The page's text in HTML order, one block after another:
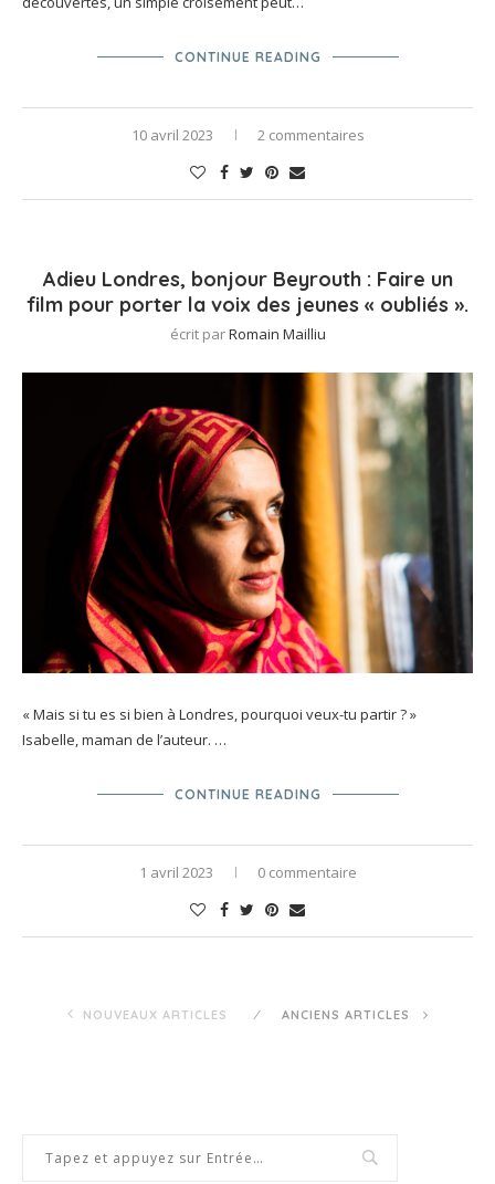
CONTINUE READING
10 avril 2023 2 commentaires
Adieu Londres, bonjour Beyrouth : Faire un
film pour porter la voix des jeunes « oubliés ».
écrit parRomain Mailliu
« Mais si tu es si bien à Londres, pourquoi veux-tu partir ? »
Isabelle, maman de l’auteur. …
CONTINUE READING
1 avril 2023 0 commentaire
NOUVEAUX ARTICLES ANCIENS ARTICLES